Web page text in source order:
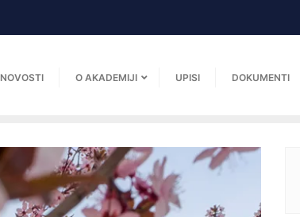
NOVOSTI O AKADEMIJI UPISI DOKUMENTI